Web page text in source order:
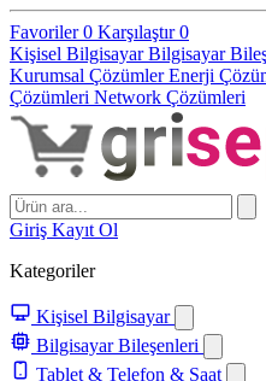
Favoriler0 Karşılaştır0
Kişisel BilgisayarBilgisayar
Kurumsal ÇözümlerEnerji
Çözümleri Network Çözümleri
Giriş Kayıt Ol
Kategoriler
Kişisel Bilgisayar
Bilgisayar Bileşenleri
Tablet & Telefon & Saat